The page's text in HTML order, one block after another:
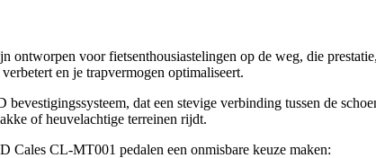
ontworpen voor fietsenthousiastelingen op de weg, die
en je trapvermogen optimaliseert.
dat een stevige verbinding tussen de
of heuvelachtige terreinen rijdt.
Cales CL-MT001 pedalen een onmisbare keuze maken: